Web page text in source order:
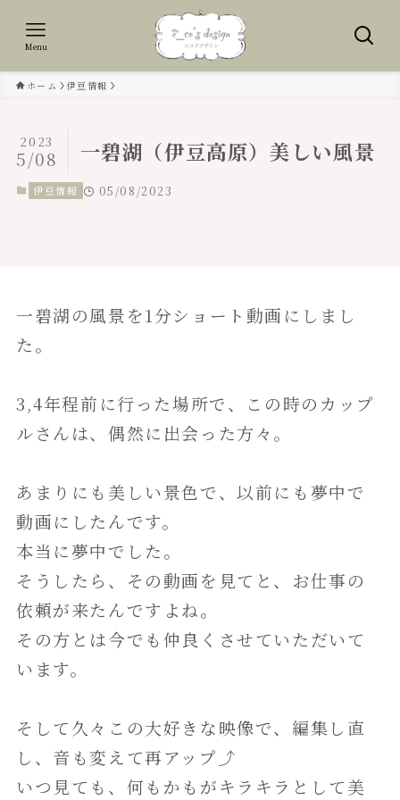
Menu
ホーム 伊豆情報
一碧湖（伊豆高原）美しい風景
2023
5/08
伊豆情報 05/08/2023
一碧湖の風景を1分ショート動画にしまし
た。
3,4年程前に行った場所で、この時のカップ
ルさんは、偶然に出会った方々。
あまりにも美しい景色で、以前にも夢中で
動画にしたんです。
本当に夢中でした。
そうしたら、その動画を見てと、お仕事の
依頼が来たんですよね。
その方とは今でも仲良くさせていただいて
います。
そして久々この大好きな映像で、編集し直
し、音も変えて再アップ⤴️
いつ見ても、何もかもがキラキラとして美